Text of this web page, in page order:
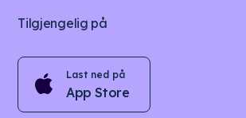
Tilgjengelig på
Last ned på
App Store